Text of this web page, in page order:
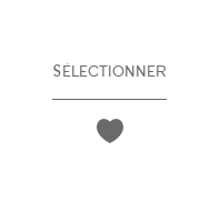
Sélectionner